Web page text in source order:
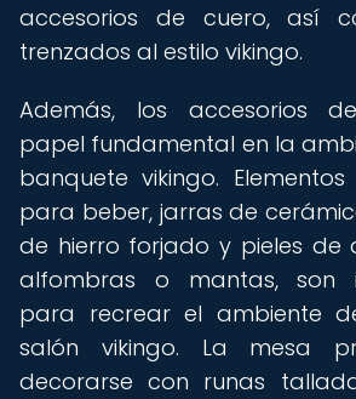
accesorios de cuero, así
trenzados al estilo vikingo.
Además, los accesorios
papel fundamental en la
banquete vikingo.
para beber, jarras de
de hierro forjado y pieles de
alfombras o mantas, son
para recrear el ambiente
salón vikingo. La mesa
decorarse con runas